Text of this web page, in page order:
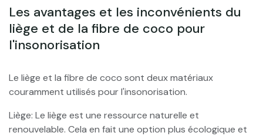
Les avantages et les inconvénients du
liège et de la fibre de coco pour
l'insonorisation
Le liège et la fibre de coco sont deux matériaux
couramment utilisés pour l'insonorisation.
Liège: Le liège est une ressource naturelle et
renouvelable. Cela en fait une option plus écologique et